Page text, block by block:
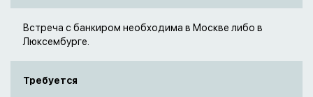
Встреча с банкиром необходима в Москве либо в
Люксембурге.
Требуется